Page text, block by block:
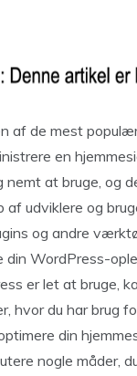
af de mest
en
nemt at bruge, og
udviklere og
og andre
din WordPress-
er let at bruge,
hvor du har brug
din
nogle måder,